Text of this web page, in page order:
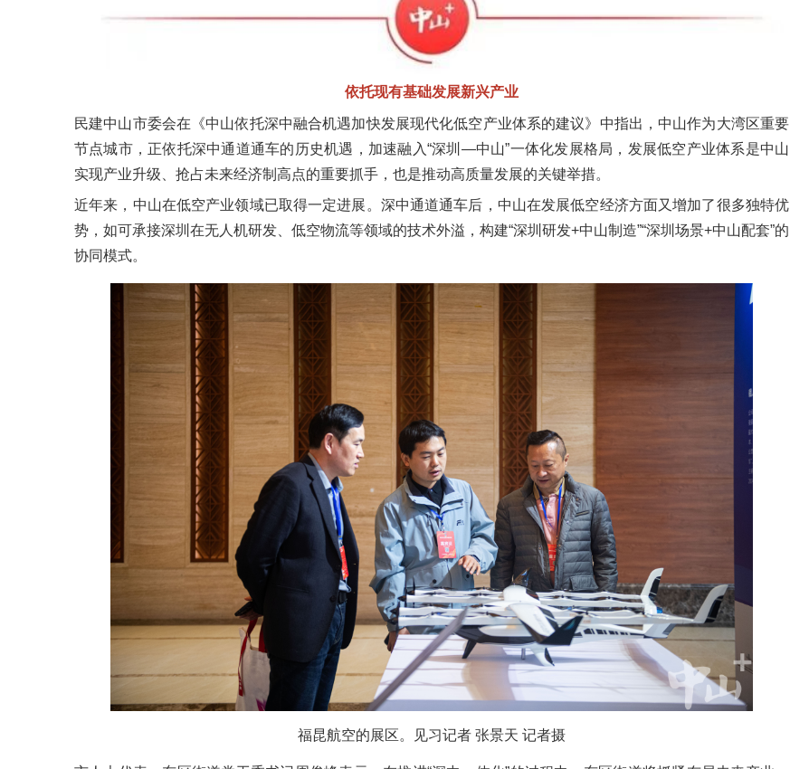
依托现有基础发展新兴产业
民建中山市委会在《中山依托深中融合机遇加快发展现代化低空产业体系的建议》中指出，中山作为大湾区重要
节点城市，正依托深中通道通车的历史机遇，加速融入“深圳—中山”一体化发展格局，发展低空产业体系是中山
实现产业升级、抢占未来经济制高点的重要抓手，也是推动高质量发展的关键举措。
近年来，中山在低空产业领域已取得一定进展。深中通道通车后，中山在发展低空经济方面又增加了很多独特优
势，如可承接深圳在无人机研发、低空物流等领域的技术外溢，构建“深圳研发+中山制造”“深圳场景+中山配套”的
协同模式。
福昆航空的展区。见习记者 张景天 记者摄